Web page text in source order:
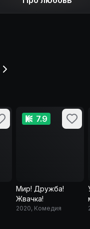
7.9
Мир! Дружба!
Жвачка!
2020, Комедия